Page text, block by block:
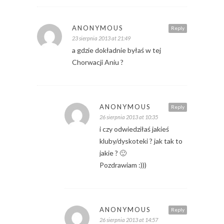
Reply
ANONYMOUS
23 sierpnia 2013 at 21:49
a gdzie dokładnie byłaś w tej
Chorwacji Aniu ?
Reply
ANONYMOUS
26 sierpnia 2013 at 10:35
i czy odwiedziłaś jakieś
kluby/dyskoteki ? jak tak to
jakie ? 🙂
Pozdrawiam :)))
Reply
ANONYMOUS
26 sierpnia 2013 at 14:57